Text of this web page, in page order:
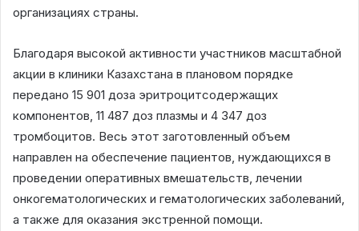
организациях страны.
Благодаря высокой активности участников масштабной
акции в клиники Казахстана в плановом порядке
передано 15 901 доза эритроцитсодержащих
компонентов, 11 487 доз плазмы и 4 347 доз
тромбоцитов. Весь этот заготовленный объем
направлен на обеспечение пациентов, нуждающихся в
проведении оперативных вмешательств, лечении
онкогематологических и гематологических заболеваний,
а также для оказания экстренной помощи.